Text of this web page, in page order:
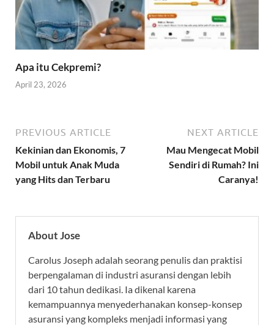
Apa itu Cekpremi?
April 23, 2026
PREVIOUS ARTICLE
Kekinian dan Ekonomis, 7
Mobil untuk Anak Muda
yang Hits dan Terbaru
NEXT ARTICLE
Mau Mengecat Mobil
Sendiri di Rumah? Ini
Caranya!
About Jose
Carolus Joseph adalah seorang penulis dan praktisi
berpengalaman di industri asuransi dengan lebih
dari 10 tahun dedikasi. Ia dikenal karena
kemampuannya menyederhanakan konsep-konsep
asuransi yang kompleks menjadi informasi yang